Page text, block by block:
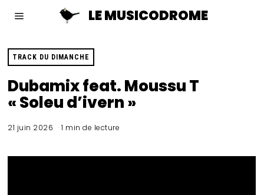
LE MUSICODROME
TRACK DU DIMANCHE
Dubamix feat. Moussu T
« Soleu d’ivern »
21 juin 2026 1 min de lecture